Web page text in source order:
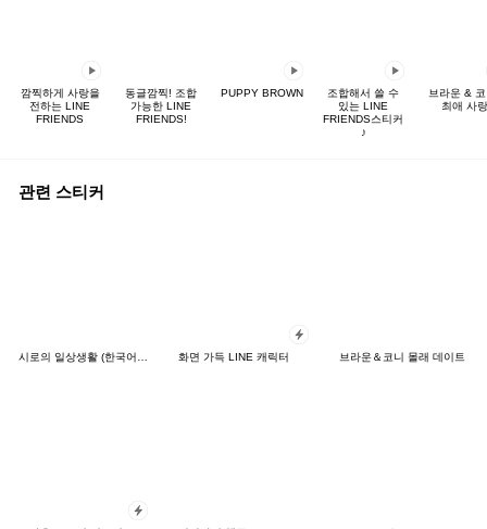
깜찍하게 사랑을
전하는 LINE
FRIENDS
동글깜찍! 조합
가능한 LINE
FRIENDS!
PUPPY BROWN
조합해서 쓸 수
있는 LINE
FRIENDS스티커
♪
브라운 &
최애 사랑
관련 스티커
시로의 일상생활 (한국어&일본어) 화면 가득 LINE 캐릭터 브라운＆코니 몰래 데이트